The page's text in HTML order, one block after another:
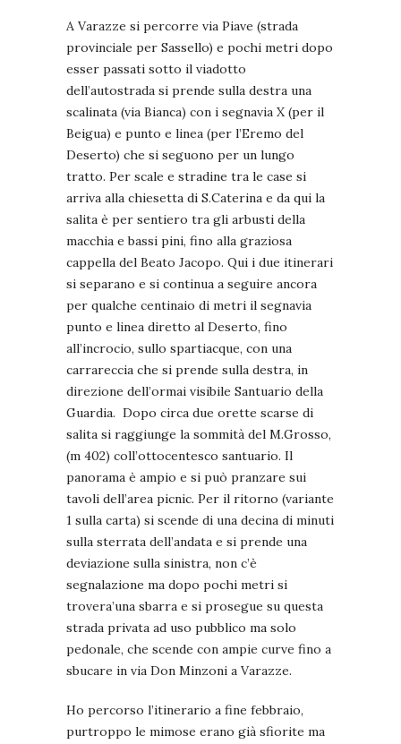
A Varazze si percorre via Piave (strada
provinciale per Sassello) e pochi metri dopo
esser passati sotto il viadotto
dell’autostrada si prende sulla destra una
scalinata (via Bianca) con i segnavia X (per il
Beigua) e punto e linea (per l’Eremo del
Deserto) che si seguono per un lungo
tratto. Per scale e stradine tra le case si
arriva alla chiesetta di S.Caterina e da qui la
salita è per sentiero tra gli arbusti della
macchia e bassi pini, fino alla graziosa
cappella del Beato Jacopo. Qui i due itinerari
si separano e si continua a seguire ancora
per qualche centinaio di metri il segnavia
punto e linea diretto al Deserto, fino
all’incrocio, sullo spartiacque, con una
carrareccia che si prende sulla destra, in
direzione dell’ormai visibile Santuario della
Guardia. Dopo circa due orette scarse di
salita si raggiunge la sommità del M.Grosso,
(m 402) coll’ottocentesco santuario. Il
panorama è ampio e si può pranzare sui
tavoli dell’area picnic. Per il ritorno (variante
1 sulla carta) si scende di una decina di minuti
sulla sterrata dell’andata e si prende una
deviazione sulla sinistra, non c’è
segnalazione ma dopo pochi metri si
trovera’una sbarra e si prosegue su questa
strada privata ad uso pubblico ma solo
pedonale, che scende con ampie curve fino a
sbucare in via Don Minzoni a Varazze.
Ho percorso l’itinerario a fine febbraio,
purtroppo le mimose erano già sfiorite ma